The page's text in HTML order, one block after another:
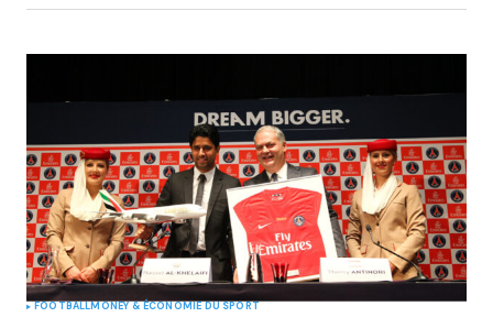
FOOTBALLMONEY & ÉCONOMIE DU SPORT